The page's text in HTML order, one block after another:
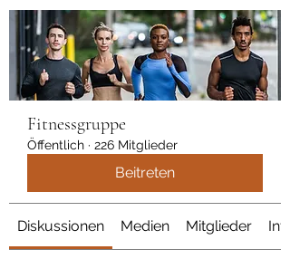
Fitnessgruppe
Öffentlich · 226 Mitglieder
Beitreten
Diskussionen Medien Mitglieder Info